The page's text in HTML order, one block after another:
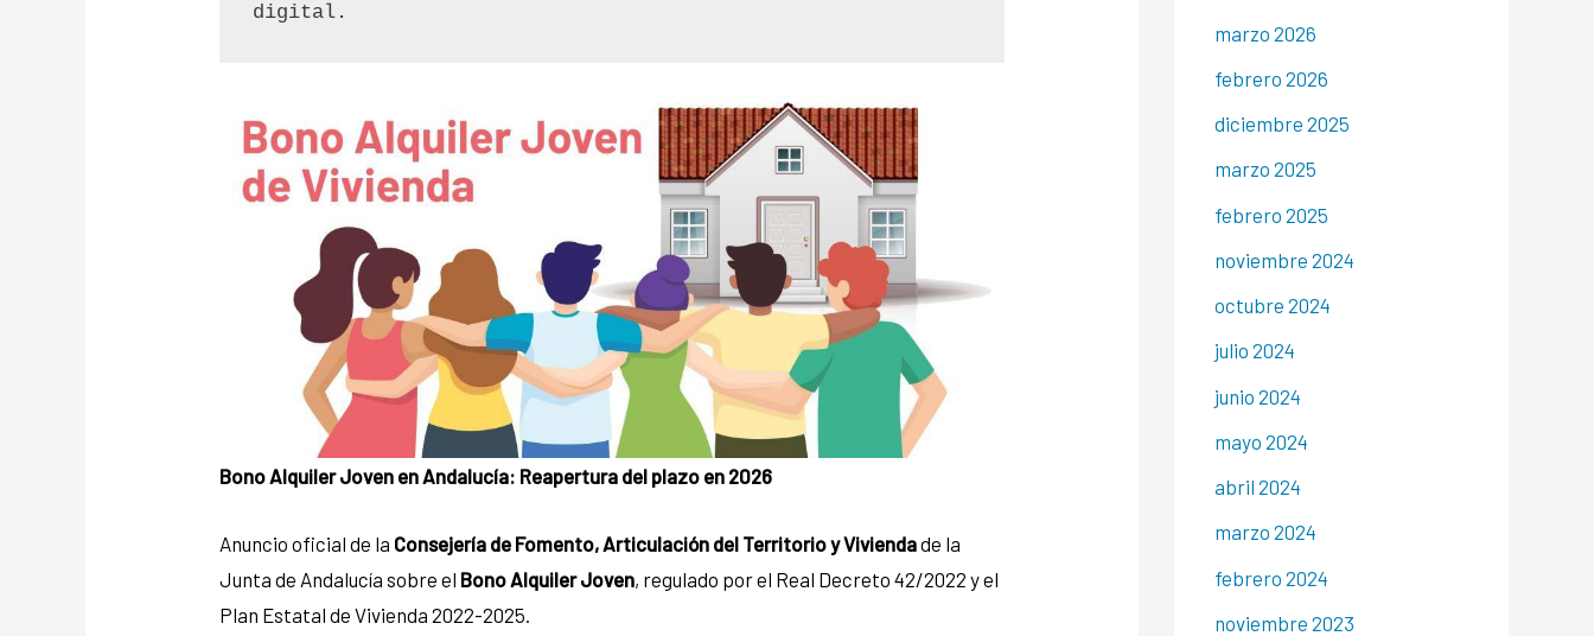
digital.
Bono Alquiler Joven en Andalucía: Reapertura del plazo en 2026
Anuncio oficial de la Consejería de Fomento, Articulación del Territorio y Viviendade la
Junta de Andalucía sobre el Bono Alquiler Joven, regulado por el Real Decreto 42/2022 y el
Plan Estatal de Vivienda 2022-2025.
marzo 2026
febrero 2026
diciembre 2025
marzo 2025
febrero 2025
noviembre 2024
octubre 2024
julio 2024
junio 2024
mayo 2024
abril 2024
marzo 2024
febrero 2024
noviembre 2023